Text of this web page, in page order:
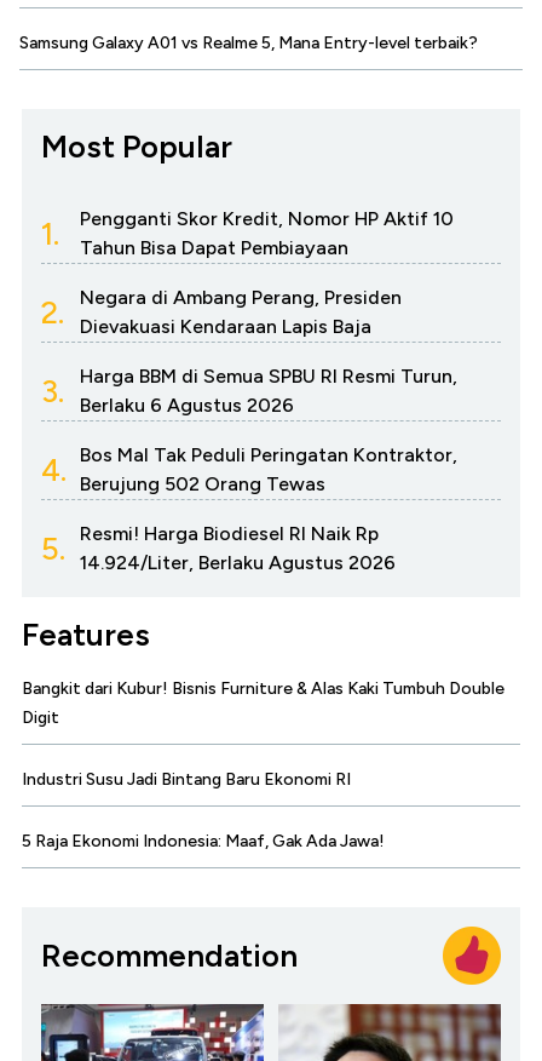
Samsung Galaxy A01 vs Realme 5, Mana Entry-level terbaik?
Most Popular
1.
Pengganti Skor Kredit, Nomor HP Aktif 10
Tahun Bisa Dapat Pembiayaan
2.
Negara di Ambang Perang, Presiden
Dievakuasi Kendaraan Lapis Baja
3.
Harga BBM di Semua SPBU RI Resmi Turun,
Berlaku 6 Agustus 2026
4.
Bos Mal Tak Peduli Peringatan Kontraktor,
Berujung 502 Orang Tewas
5.
Resmi! Harga Biodiesel RI Naik Rp
14.924/Liter, Berlaku Agustus 2026
Features
Bangkit dari Kubur! Bisnis Furniture & Alas Kaki Tumbuh Double
Digit
Industri Susu Jadi Bintang Baru Ekonomi RI
5 Raja Ekonomi Indonesia: Maaf, Gak Ada Jawa!
Recommendation